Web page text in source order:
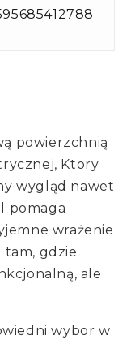
powierzchnią
Ktory
wygląd nawet
pomaga
wrażenie
gdzie
ale
wybor w